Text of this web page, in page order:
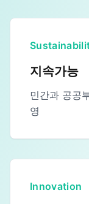
지속가능
민간과 공공
영
Innovation